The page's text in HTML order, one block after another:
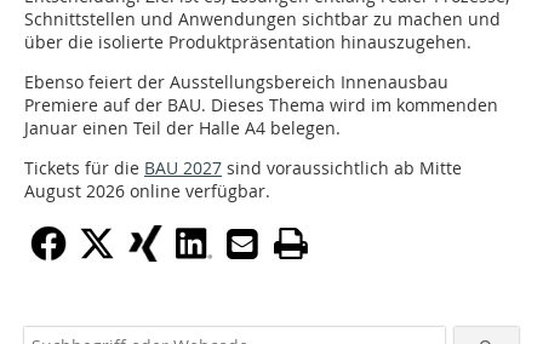
Schnittstellen und Anwendungen sichtbar zu machen und
über die isolierte Produktpräsentation hinauszugehen.
Ebenso feiert der Ausstellungsbereich Innenausbau
Premiere auf der BAU. Dieses Thema wird im kommenden
Januar einen Teil der Halle A4 belegen.
Tickets für die BAU 2027 sind voraussichtlich ab Mitte
August 2026 online verfügbar.